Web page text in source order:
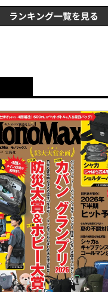
ランキング一覧を見る